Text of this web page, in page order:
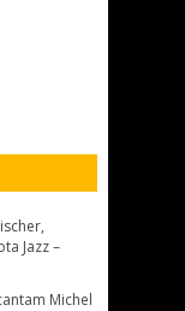
Jazz –
Michel